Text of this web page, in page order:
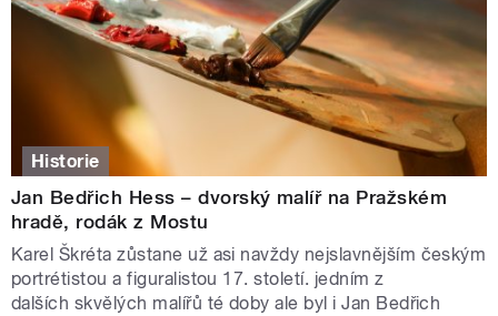
Historie
Jan Bedřich Hess – dvorský malíř na Pražském
hradě, rodák z Mostu
Karel Škréta zůstane už asi navždy nejslavnějším českým
portrétistou a figuralistou 17. století. jedním z
dalších skvělých malířů té doby ale byl i Jan Bedřich